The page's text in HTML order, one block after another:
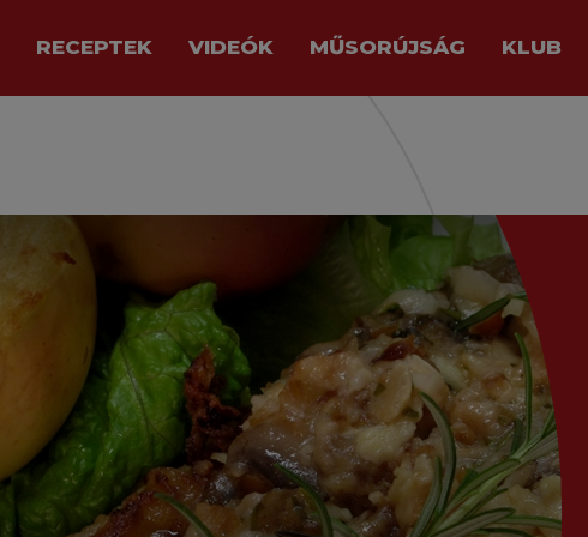
RECEPTEK VIDEÓK MŰSORÚJSÁG KLUB